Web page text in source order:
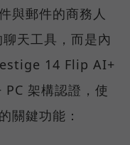
與郵件的商務人
天工具，而是內
14 Flip AI+
架構認證，使
關鍵功能：